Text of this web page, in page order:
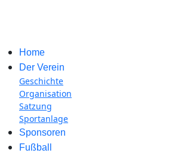
Home
Der Verein
Geschichte
Organisation
Satzung
Sportanlage
Sponsoren
Fußball